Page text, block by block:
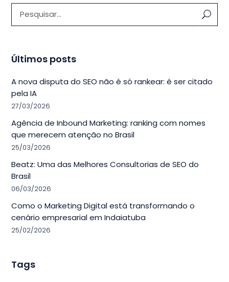
Pesquisar:
Últimos posts
A nova disputa do SEO não é só rankear: é ser citado
pela IA
27/03/2026
Agência de Inbound Marketing: ranking com nomes
que merecem atenção no Brasil
25/03/2026
Beatz: Uma das Melhores Consultorias de SEO do
Brasil
06/03/2026
Como o Marketing Digital está transformando o
cenário empresarial em Indaiatuba
25/02/2026
Tags